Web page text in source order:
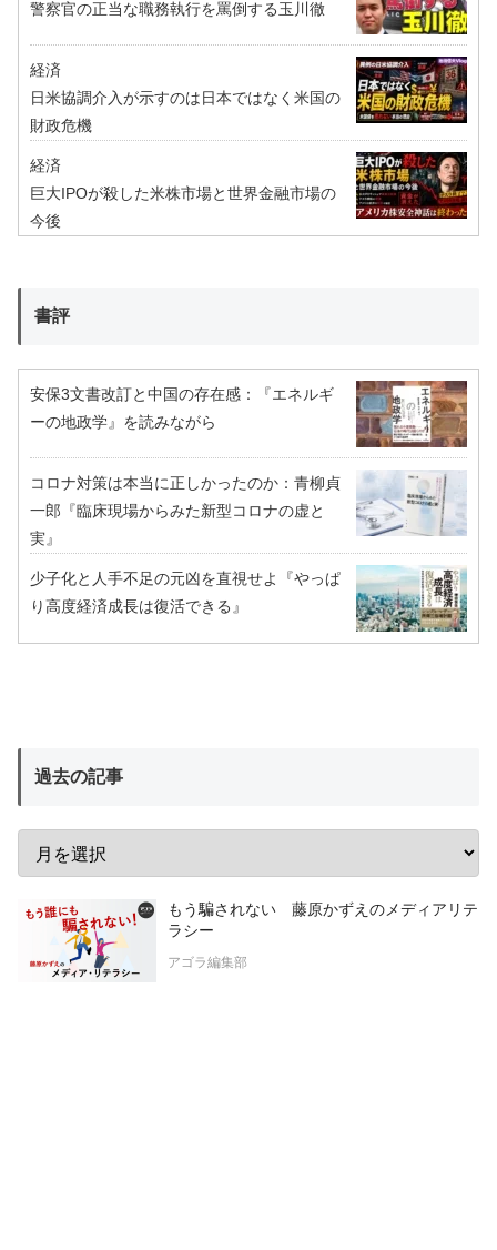
警察官の正当な職務執行を罵倒する玉川徹
経済
日米協調介入が示すのは日本ではなく米国の
財政危機
経済
巨大IPOが殺した米株市場と世界金融市場の
今後
書評
安保3文書改訂と中国の存在感：『エネルギ
ーの地政学』を読みながら
コロナ対策は本当に正しかったのか：青柳貞
一郎『臨床現場からみた新型コロナの虚と
実』
少子化と人手不足の元凶を直視せよ『やっぱ
り高度経済成長は復活できる』
過去の記事
もう騙されない 藤原かずえのメディアリテ
ラシー
アゴラ編集部